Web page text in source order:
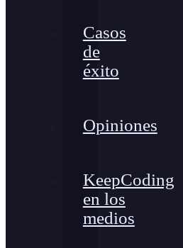
Casos
de
éxito
Opiniones
KeepCoding
en los
medios